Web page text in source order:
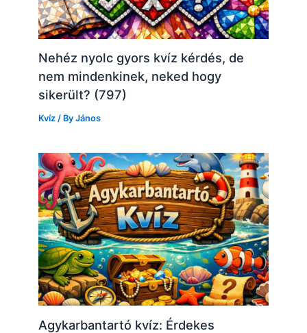
Nehéz nyolc gyors kvíz kérdés, de
nem mindenkinek, neked hogy
sikerült? (797)
Kvíz / ByJános
Agykarbantartó kvíz: Érdekes